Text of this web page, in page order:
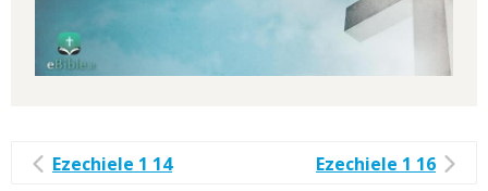
Ezechiele 1 14 Ezechiele 1 16